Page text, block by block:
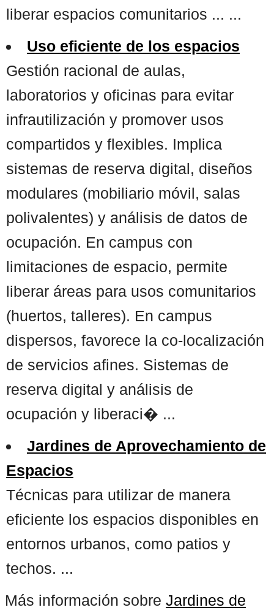
liberar espacios comunitarios ... ...
Uso eficiente de los espacios
Gestión racional de aulas,
laboratorios y oficinas para evitar
infrautilización y promover usos
compartidos y flexibles. Implica
sistemas de reserva digital, diseños
modulares (mobiliario móvil, salas
polivalentes) y análisis de datos de
ocupación. En campus con
limitaciones de espacio, permite
liberar áreas para usos comunitarios
(huertos, talleres). En campus
dispersos, favorece la co-localización
de servicios afines. Sistemas de
reserva digital y análisis de
ocupación y liberaci� ...
Jardines de Aprovechamiento de
Espacios
Técnicas para utilizar de manera
eficiente los espacios disponibles en
entornos urbanos, como patios y
techos. ...
Más información sobre Jardines de